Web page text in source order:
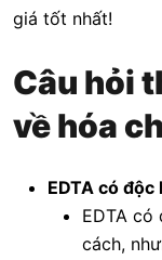
giá tốt nhất!
Câu hỏi
về hóa
EDTA có độc
EDTA có
cách,